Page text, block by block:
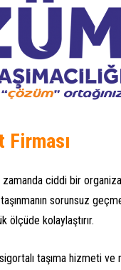
Firması
ciddi bir
sorunsuz
ölçüde kolaylaştırır.
taşıma hizmeti ve